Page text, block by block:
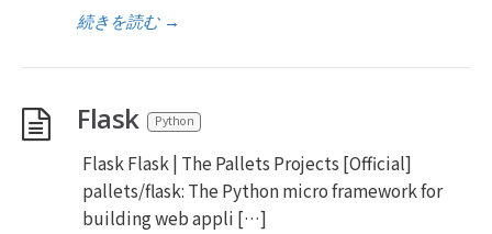
続きを読む→
Flask Python
Flask Flask | The Pallets Projects [Official]
pallets/flask: The Python micro framework for
building web appli […]